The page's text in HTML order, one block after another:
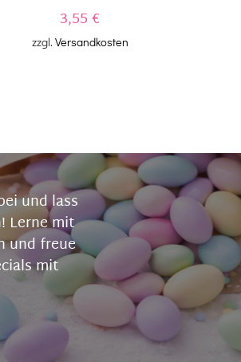
3,55€
zzgl.Versandkosten
und lass
Lerne mit
und freue
mit